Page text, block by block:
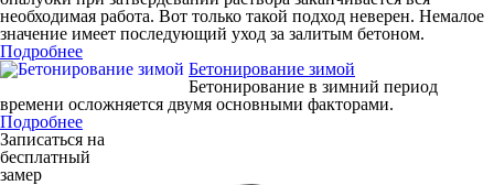
необходимая работа. Вот только такой подход неверен. Немалое
значение имеет последующий уход за залитым бетоном.
Подробнее
Бетонирование зимой
Бетонирование в зимний период
времени осложняется двумя основными факторами.
Подробнее
Записаться на
бесплатный
замер